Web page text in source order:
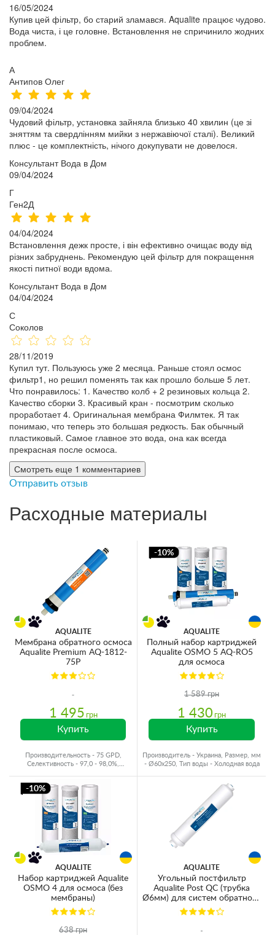
16/05/2024
Купив цей фільтр, бо старий зламався. Aqualite працює чудово.
Вода чиста, і це головне. Встановлення не спричинило жодних
проблем.
А
Антипов Олег
09/04/2024
Чудовий фільтр, установка зайняла близько 40 хвилин (це зі
зняттям та свердлінням мийки з нержавіючої сталі). Великий
плюс - це комплектність, нічого докупувати не довелося.
Консультант Вода в Дом
09/04/2024
Г
Ген2Д
04/04/2024
Встановлення дежк просте, і він ефективно очищає воду від
різних забруднень. Рекомендую цей фільтр для покращення
якості питної води вдома.
Консультант Вода в Дом
04/04/2024
С
Соколов
28/11/2019
Купил тут. Пользуюсь уже 2 месяца. Раньше стоял осмос
фильтр1, но решил поменять так как прошло больше 5 лет.
Что понравилось: 1. Качество колб + 2 резиновых кольца 2.
Качество сборки 3. Красивый кран - посмотрим сколько
проработает 4. Оригинальная мембрана Филмтек. Я так
понимаю, что теперь это большая редкость. Бак обычный
пластиковый. Самое главное это вода, она как всегда
прекрасная после осмоса.
Смотреть еще 1 комментариев
Отправить отзыв
Расходные материалы
AQUALITE
Мембрана обратного осмоса
Aqualite Premium AQ-1812-
75P
1 495 грн
Купить
Производительность - 75 GPD,
Селективность - 97,0 - 98,0%,
-10%
AQUALITE
Полный набор картриджей
Aqualite OSMO 5 AQ-RO5
для осмоса
1 589 грн
1 430 грн
Купить
Производитель - Украина, Размер, мм
- Ø60x250, Тип воды - Холодная вода
-10%
AQUALITE
Набор картриджей Aqualite
OSMO 4 для осмоса (без
мембраны)
638 грн
AQUALITE
Угольный постфильтр
Aqualite Post QC (трубка
Ø6мм) для систем обратного
осмоса (C2010-QC)